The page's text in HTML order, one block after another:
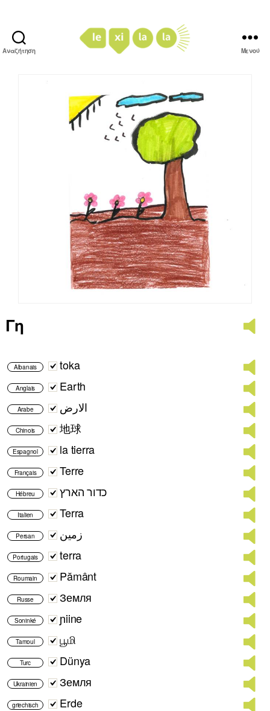
Αναζήτηση Μενού
Γη
Albanais toka
Anglais Earth
Arabe الارض
Chinois 地球
Espagnol la tierra
Français Terre
Hébreu כדור הארץ
Italien Terra
Persan زمین
Portugais terra
Roumain Pământ
Russe Земля
Soninké ɲiine
Tamoul பூமி
Turc Dünya
Ukrainien Земля
griechisch Erde